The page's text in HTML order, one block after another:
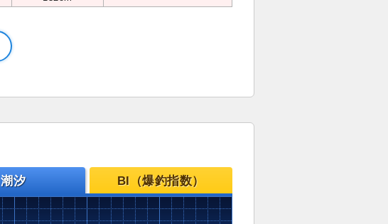
潮汐 BI（爆釣指数）